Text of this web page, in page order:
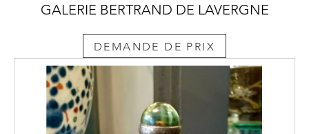
GALERIE BERTRAND DE LAVERGNE
DEMANDE DE PRIX